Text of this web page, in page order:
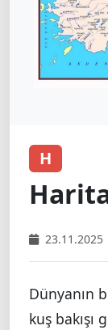
H
23.11.2025
Dünyanın
kuş